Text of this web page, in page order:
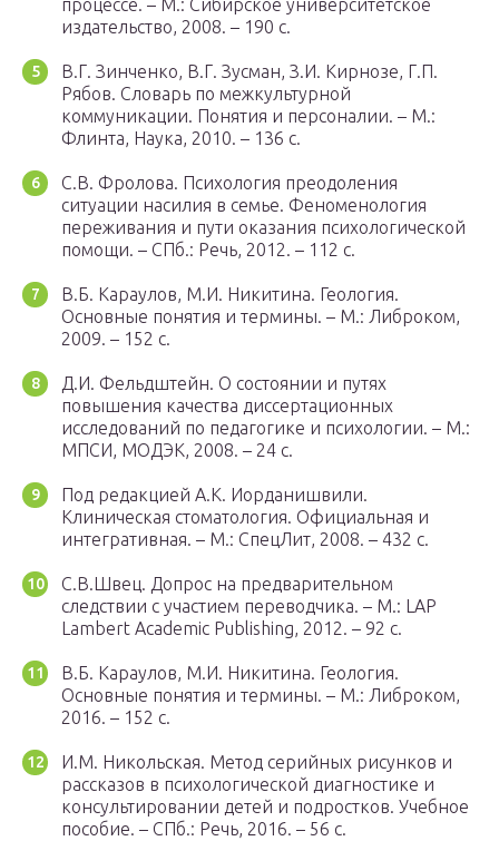
процессе. – М.: Сибирское университетское
издательство, 2008. – 190 с.
В.Г. Зинченко, В.Г. Зусман, З.И. Кирнозе, Г.П.
Рябов. Словарь по межкультурной
коммуникации. Понятия и персоналии. – М.:
Флинта, Наука, 2010. – 136 с.
С.В. Фролова. Психология преодоления
ситуации насилия в семье. Феноменология
переживания и пути оказания психологической
помощи. – СПб.: Речь, 2012. – 112 с.
В.Б. Караулов, М.И. Никитина. Геология.
Основные понятия и термины. – М.: Либроком,
2009. – 152 с.
Д.И. Фельдштейн. О состоянии и путях
повышения качества диссертационных
исследований по педагогике и психологии. – М.:
МПСИ, МОДЭК, 2008. – 24 с.
Под редакцией А.К. Иорданишвили.
Клиническая стоматология. Официальная и
интегративная. – М.: СпецЛит, 2008. – 432 с.
С.В.Швец. Допрос на предварительном
следствии с участием переводчика. – М.: LAP
Lambert Academic Publishing, 2012. – 92 с.
В.Б. Караулов, М.И. Никитина. Геология.
Основные понятия и термины. – М.: Либроком,
2016. – 152 с.
И.М. Никольская. Метод серийных рисунков и
рассказов в психологической диагностике и
консультировании детей и подростков. Учебное
пособие. – СПб.: Речь, 2016. – 56 с.